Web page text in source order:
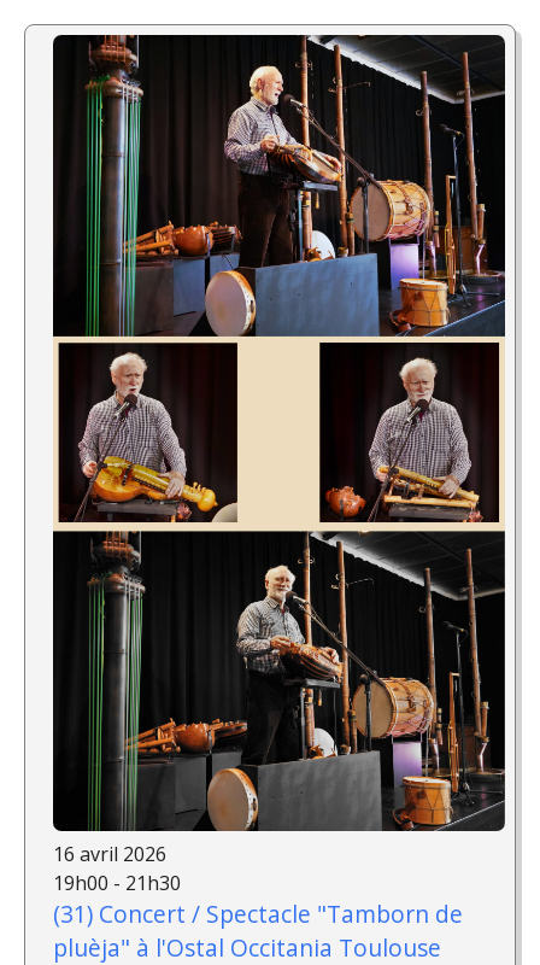
16 avril 2026
19h00 - 21h30
(31) Concert / Spectacle "Tamborn de
pluèja" à l'Ostal Occitania Toulouse